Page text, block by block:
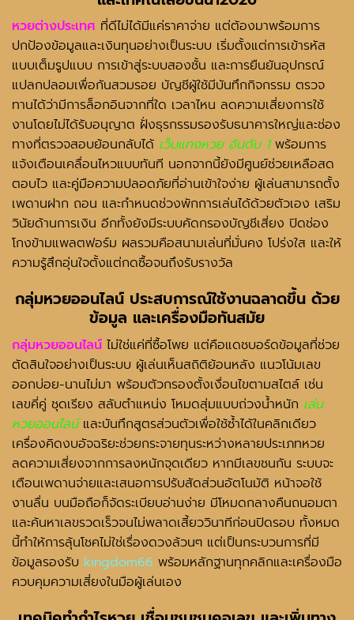
หวยต่างประเทศ ที่ดีไม่ได้มีแค่ราคาจ่าย แต่ต้องมาพร้อมการ
ปกป้องข้อมูลและเงินทุนอย่างเป็นระบบ เริ่มตั้งแต่การเข้ารหัส
แบบเต็มรูปแบบ การเข้าสู่ระบบสองชั้น และการยืนยันอุปกรณ์
แปลกปลอมเพื่อกันสวมรอย บัญชีผู้ใช้มีบันทึกกิจกรรม ตรวจ
ทานได้ว่ามีการล็อกอินจากที่ใด เวลาไหน ลดความเสี่ยงการใช้
งานโดยไม่ได้รับอนุญาต ฝั่งธุรกรรมรองรับธนาคารใหญ่และช่อง
ทางที่ตรวจสอบย้อนกลับได้ เว็บแทงหวย อันดับ 1 พร้อมการ
แจ้งเตือนเคลื่อนไหวแบบทันที นอกจากนี้ยังมีศูนย์ช่วยเหลือสด
ตอบไว และคู่มือความปลอดภัยที่อ่านเข้าใจง่าย ผู้เล่นสามารถตั้ง
เพดานฝาก ถอน และกำหนดช่วงพักการเล่นได้ด้วยตัวเอง เสริม
วินัยด้านการเงิน อีกทั้งยังมีระบบคัดกรองบัญชีเสี่ยง ปิดช่อง
โกงข้ามแพลตฟอร์ม ผลรวมคือสนามเล่นที่มั่นคง โปร่งใส และให้
ความรู้สึกอุ่นใจตั้งแต่กดซื้อจนถึงรับรางวัล
กลุ่มหวยออนไลน์ ประสบการณ์ใช้งานฉลาดขึ้น ด้วย
ข้อมูล และเครื่องมือทันสมัย
กลุ่มหวยออนไลน์ ไม่ใช่แค่ที่ซื้อโพย แต่คือแดชบอร์ดข้อมูลที่ช่วย
ตัดสินใจอย่างเป็นระบบ ผู้เล่นเห็นสถิติย้อนหลัง แนวโน้มเลข
ออกบ่อย-นานไม่มา พร้อมตัวกรองตั้งเงื่อนไขตามสไตล์ เช่น
เลขคี่คู่ ชุดเรียง สลับตำแหน่ง โหมดสุ่มแบบถ่วงน้ำหนัก เล่น
หวยออนไลน์ และบันทึกสูตรส่วนตัวเพื่อใช้ซ้ำได้ในคลิกเดียว
เครื่องคิดงบอัจฉริยะช่วยกระจายทุนระหว่างหลายประเภทหวย
ลดความเสี่ยงจากการลงหนักจุดเดียว หากมีเลขชนกัน ระบบจะ
เตือนเพดานจ่ายและเสนอการปรับสัดส่วนอัตโนมัติ หน้าจอใช้
งานลื่น บนมือถือก็จัดระเบียบอ่านง่าย มีโหมดกลางคืนถนอมตา
และค้นหาเลขรวดเร็วจนไม่พลาดเสี้ยววินาทีก่อนปิดรอบ ทั้งหมด
นี้ทำให้การลุ้นโชคไม่ใช่เรื่องดวงล้วนๆ แต่เป็นกระบวนการที่มี
ข้อมูลรองรับ kingdom66 พร้อมหลักฐานทุกคลิกและเครื่องมือ
ควบคุมความเสี่ยงในมือผู้เล่นเอง